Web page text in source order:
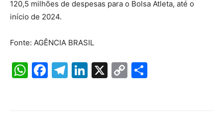
120,5 milhões de despesas para o Bolsa Atleta, até o
início de 2024.
Fonte: AGÊNCIA BRASIL
W F
T
Li X
C